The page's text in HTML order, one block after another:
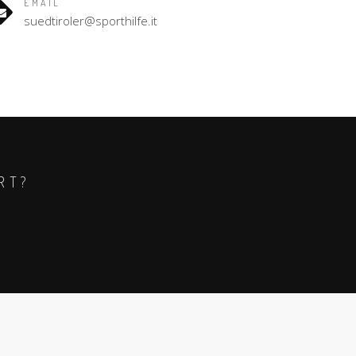
EMAIL
suedtiroler@sporthilfe.it